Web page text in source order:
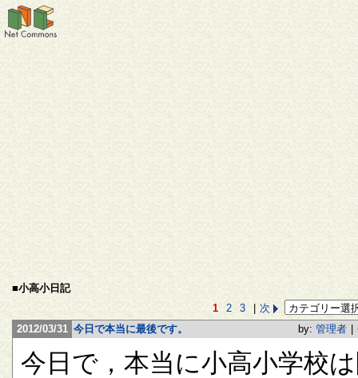
■小高小日記
1
2 3
次
2012/03/31 今日で本当に最後です。 by: 管理者
今日で，本当に小高小学校